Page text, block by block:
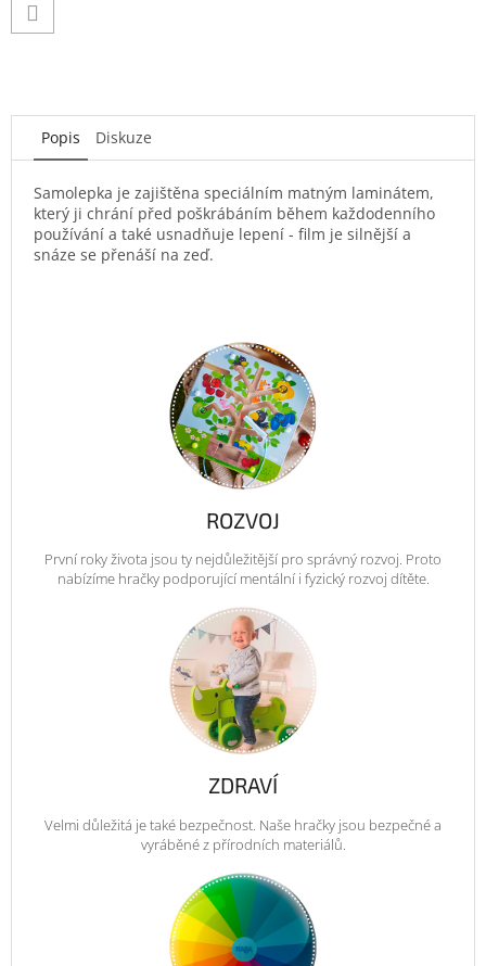
Popis Diskuze
Samolepka je zajištěna speciálním matným laminátem,
který ji chrání před poškrábáním během každodenního
používání a také usnadňuje lepení - film je silnější a
snáze se přenáší na zeď.
ROZVOJ
První roky života jsou ty nejdůležitější pro správný rozvoj. Proto
nabízíme hračky podporující mentální i fyzický rozvoj dítěte.
ZDRAVÍ
Velmi důležitá je také bezpečnost. Naše hračky jsou bezpečné a
vyráběné z přírodních materiálů.